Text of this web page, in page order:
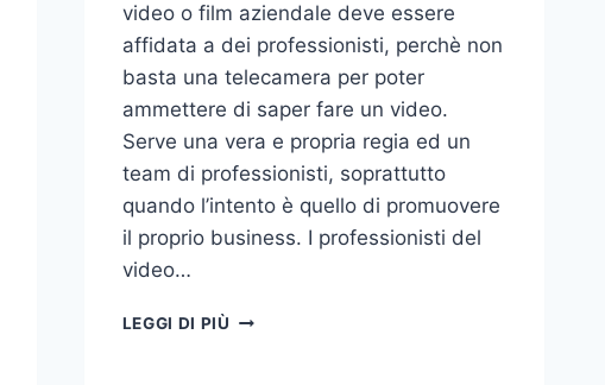
video o film aziendale deve essere
affidata a dei professionisti, perchè non
basta una telecamera per poter
ammettere di saper fare un video.
Serve una vera e propria regia ed un
team di professionisti, soprattutto
quando l’intento è quello di promuovere
il proprio business. I professionisti del
video…
LEGGI DI PIÙ